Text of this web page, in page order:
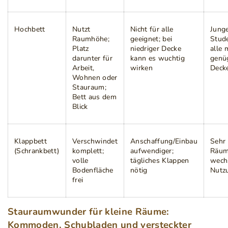
Hochbett
Nutzt
Raumhöhe;
Platz
darunter für
Arbeit,
Wohnen oder
Stauraum;
Bett aus dem
Blick
Nicht für alle
geeignet; bei
niedriger Decke
kann es wuchtig
wirken
alle
Klappbett
(Schrankbett)
Verschwindet
komplett;
volle
Bodenfläche
frei
Anschaffung/Einbau
aufwendiger;
tägliches Klappen
nötig
Sehr
Stauraumwunder für kleine Räume:
Kommoden, Schubladen und versteckter